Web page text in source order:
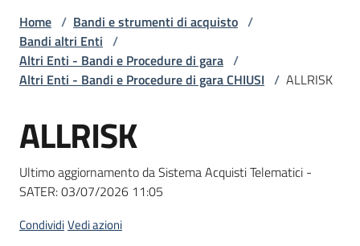
telematici
e
strumenti
di
acquisto
Home / Bandi e strumenti di acquisto /
Bandi altri Enti /
Altri Enti - Bandi e Procedure di gara /
Altri Enti - Bandi e Procedure di gara CHIUSI / ALLRISK
Salta al contenuto
ALLRISK
Ultimo aggiornamento da Sistema Acquisti Telematici -
SATER:03/07/2026 11:05
CondividiVedi azioni